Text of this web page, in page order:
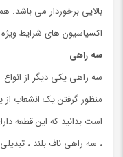
بالایی برخوردار می باشد.
اکسیاسیون های شرایط
سه راهی
سه راهی یکی دیگر از
منظور گرفتن یک انشعاب
است بدانید که این قطعه
، سه راهی ناف بلند ،